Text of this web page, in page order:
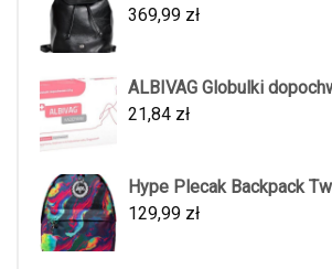
369,99 zł
ALBIVAG Globulki
21,84 zł
Hype Plecak Backpack
129,99 zł